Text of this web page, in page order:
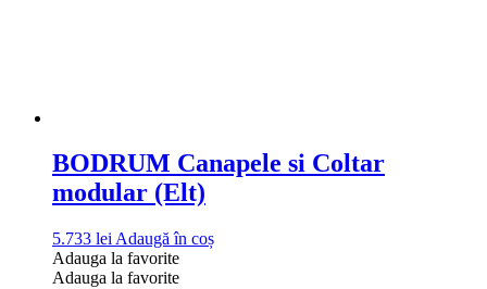
BODRUM Canapele si Coltar
modular (Elt)
5.733 lei Adaugă în coș
Adauga la favorite
Adauga la favorite